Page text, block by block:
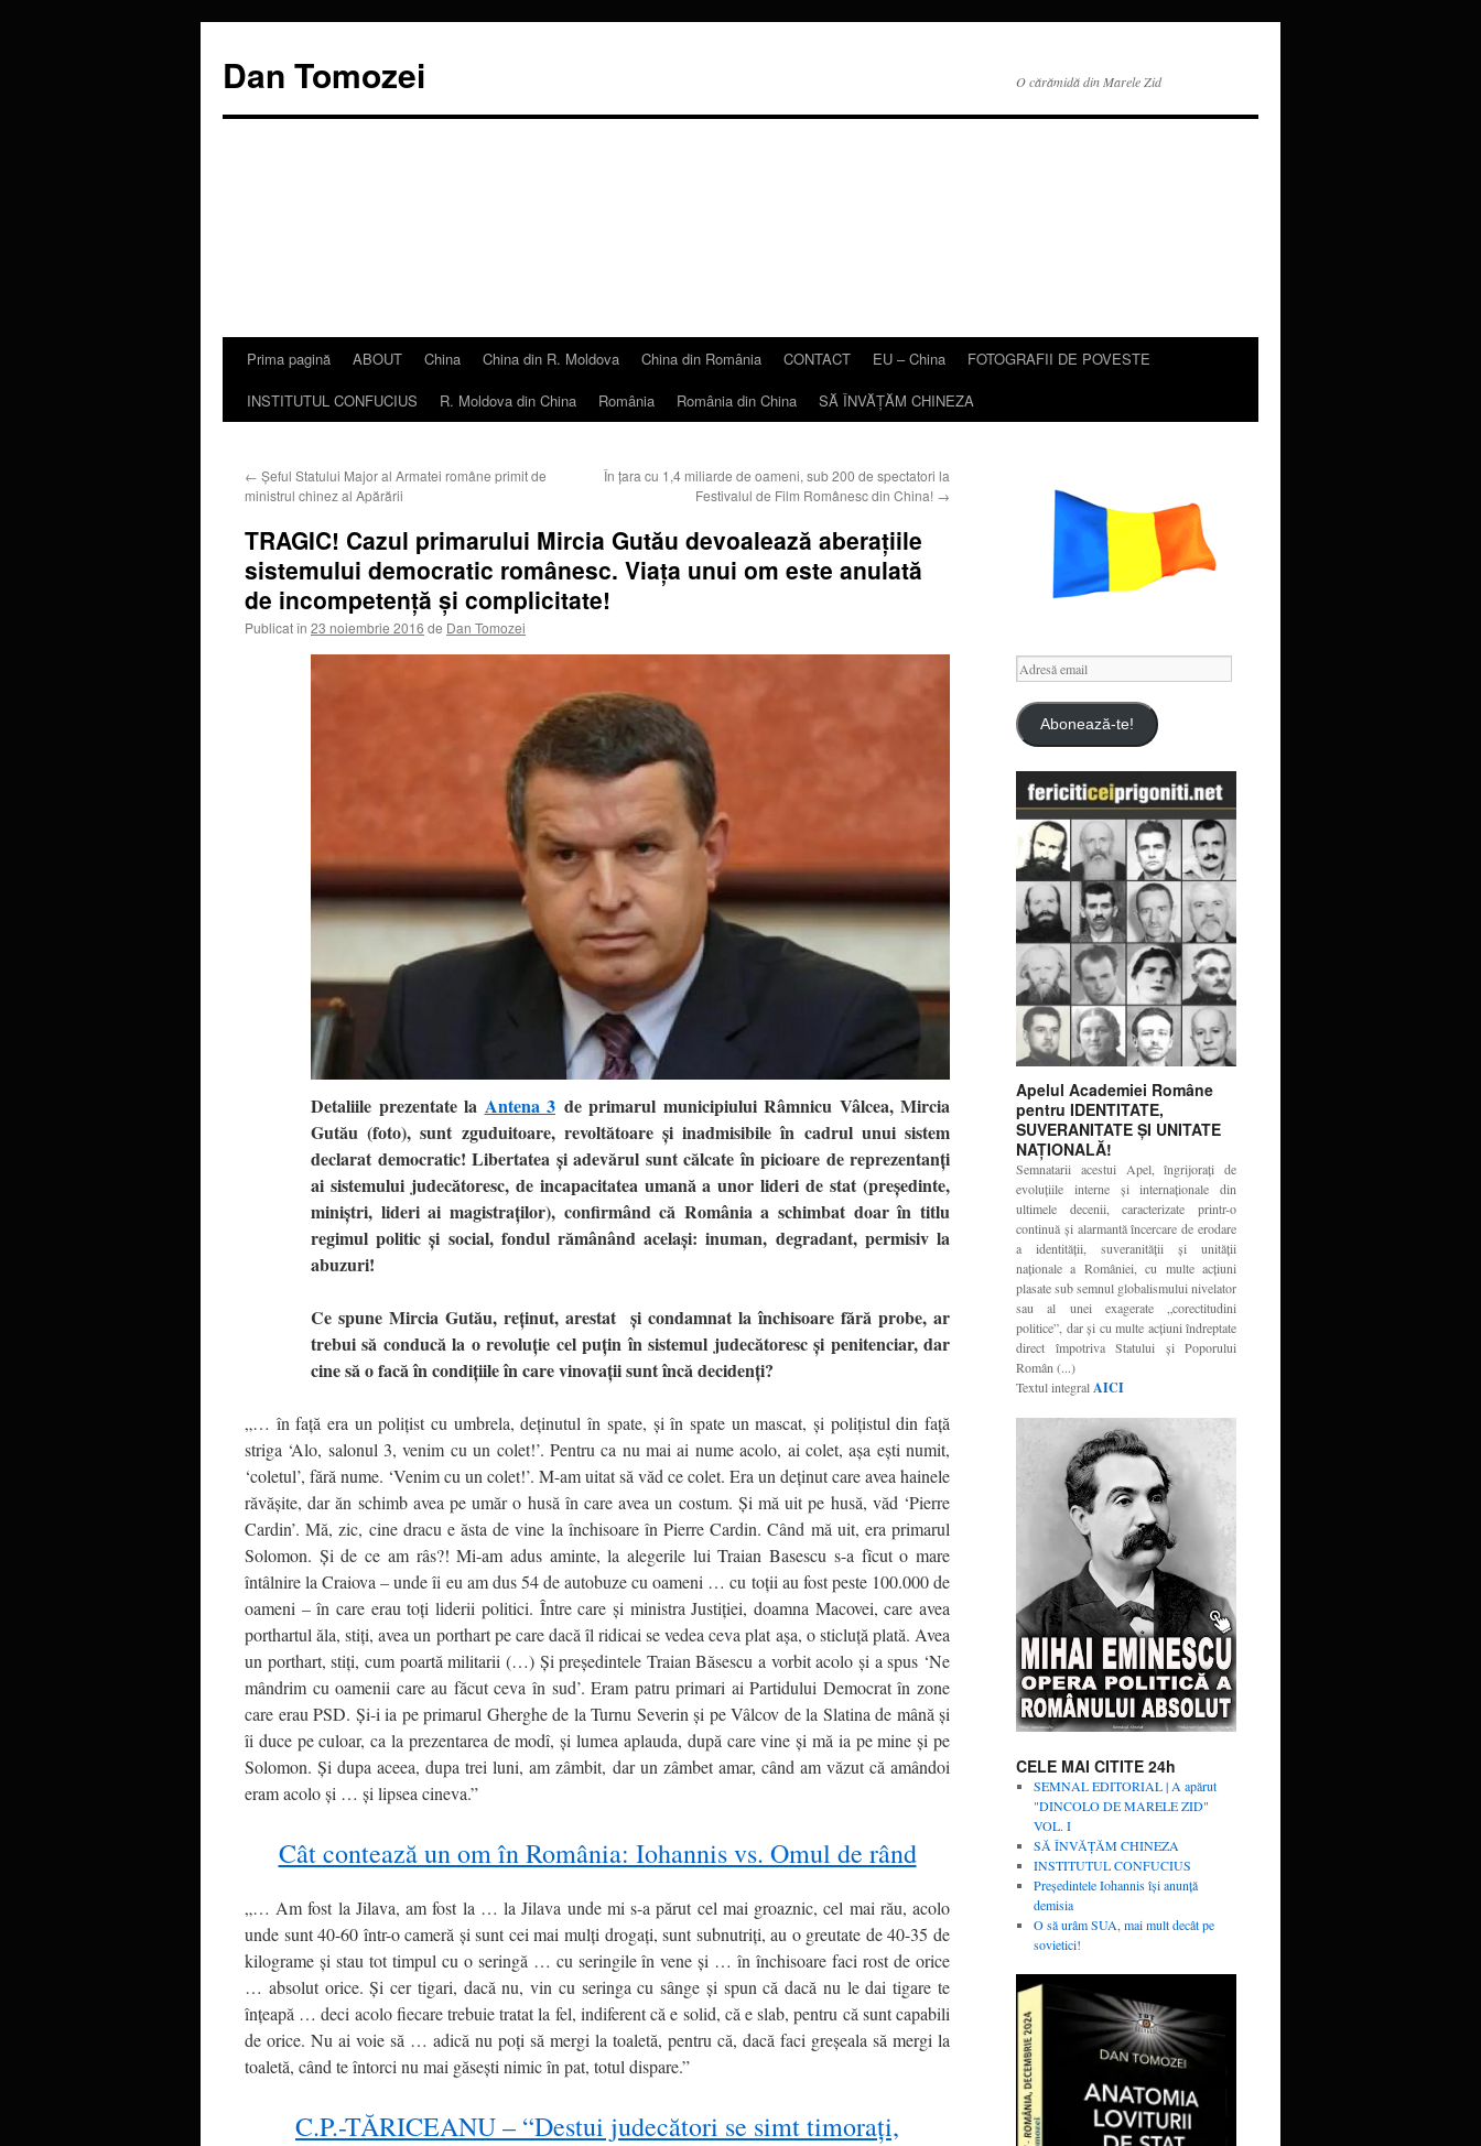
Dan Tomozei O cărămidă din Marele Zid
SariPrima pagină ABOUT China China din R. Moldova China din România CONTACT EU – China
FOTOGRAFII DE POVESTE
INSTITUTUL CONFUCIUS
R. Moldova din China România România din China SĂ ÎNVĂŢĂM CHINEZA
← Şeful Statului Major al Armatei române primit de
ministrul chinez al Apărării
În ţara cu 1,4 miliarde de oameni, sub 200 de spectatori la
Festivalul de Film Românesc din China! →
TRAGIC! Cazul primarului Mircia Gutău devoalează aberaţiile
sistemului democratic românesc. Viaţa unui om este anulată
de incompetenţă şi complicitate!
Publicat în 23 noiembrie 2016 de Dan Tomozei
Detaliile prezentate la Antena 3 de primarul municipiului Râmnicu Vâlcea, Mircia
Gutău (foto), sunt zguduitoare, revoltătoare şi inadmisibile în cadrul unui sistem
declarat democratic! Libertatea şi adevărul sunt călcate în picioare de reprezentanţi
ai sistemului judecătoresc, de incapacitatea umană a unor lideri de stat (preşedinte,
miniştri, lideri ai magistraţilor), confirmând că România a schimbat doar în titlu
regimul politic și social, fondul rămânând acelaşi: inuman, degradant, permisiv la
abuzuri!
Ce spune Mircia Gutău, reținut, arestat și condamnat la închisoare fără probe, ar
trebui să conducă la o revoluţie cel puţin în sistemul judecătoresc şi penitenciar, dar
cine să o facă în condiţiile în care vinovaţii sunt încă decidenţi?
„… în faţă era un poliţist cu umbrela, deţinutul în spate, şi în spate un mascat, şi poliţistul din faţă
striga ‘Alo, salonul 3, venim cu un colet!’. Pentru ca nu mai ai nume acolo, ai colet, aşa eşti numit,
‘coletul’, fără nume. ‘Venim cu un colet!’. M-am uitat să văd ce colet. Era un deţinut care avea hainele
răvăşite, dar ăn schimb avea pe umăr o husă în care avea un costum. Şi mă uit pe husă, văd ‘Pierre
Cardin’. Mă, zic, cine dracu e ăsta de vine la închisoare în Pierre Cardin. Când mă uit, era primarul
Solomon. Şi de ce am râs?! Mi-am adus aminte, la alegerile lui Traian Basescu s-a fîcut o mare
întâlnire la Craiova – unde îi eu am dus 54 de autobuze cu oameni … cu toţii au fost peste 100.000 de
oameni – în care erau toţi liderii politici. Între care şi ministra Justiţiei, doamna Macovei, care avea
porthartul ăla, stiţi, avea un porthart pe care dacă îl ridicai se vedea ceva plat aşa, o sticluţă plată. Avea
un porthart, stiţi, cum poartă militarii (…) Şi preşedintele Traian Băsescu a vorbit acolo şi a spus ‘Ne
mândrim cu oamenii care au făcut ceva în sud’. Eram patru primari ai Partidului Democrat în zone
care erau PSD. Şi-i ia pe primarul Gherghe de la Turnu Severin şi pe Vâlcov de la Slatina de mână şi
îi duce pe culoar, ca la prezentarea de modî, şi lumea aplauda, după care vine şi mă ia pe mine şi pe
Solomon. Şi dupa aceea, dupa trei luni, am zâmbit, dar un zâmbet amar, când am văzut că amândoi
eram acolo şi … şi lipsea cineva.”
Cât contează un om în România: Iohannis vs. Omul de rând
„… Am fost la Jilava, am fost la … la Jilava unde mi s-a părut cel mai groaznic, cel mai rău, acolo
unde sunt 40-60 într-o cameră şi sunt cei mai mulţi drogaţi, sunt subnutriţi, au o greutate de 40-35 de
kilograme şi stau tot timpul cu o seringă … cu seringile în vene şi … în închisoare faci rost de orice
… absolut orice. Şi cer tigari, dacă nu, vin cu seringa cu sânge şi spun că dacă nu le dai tigare te
înţeapă … deci acolo fiecare trebuie tratat la fel, indiferent că e solid, că e slab, pentru că sunt capabili
de orice. Nu ai voie să … adică nu poţi să mergi la toaletă, pentru că, dacă faci greşeala să mergi la
toaletă, când te întorci nu mai găseşti nimic în pat, totul dispare.”
C.P.-TĂRICEANU – “Destui judecători se simt timorați,
Adresă
email
Abonează-te!
Apelul Academiei Române
pentru IDENTITATE,
SUVERANITATE ŞI UNITATE
NAŢIONALĂ!
Semnatarii acestui Apel, îngrijoraţi de
evoluţiile interne şi internaţionale din
ultimele decenii, caracterizate printr-o
continuă şi alarmantă încercare de erodare
a identităţii, suveranităţii şi unităţii
naţionale a României, cu multe acţiuni
plasate sub semnul globalismului nivelator
sau al unei exagerate „corectitudini
politice”, dar şi cu multe acţiuni îndreptate
direct împotriva Statului şi Poporului
Român (...)
Textul integralAICI
CELE MAI CITITE 24h
SEMNAL EDITORIAL | A apărut
"DINCOLO DE MARELE ZID"
VOL. I
SĂ ÎNVĂŢĂM CHINEZA
INSTITUTUL CONFUCIUS
Președintele Iohannis își anunță
demisia
O să urâm SUA, mai mult decât pe
sovietici!